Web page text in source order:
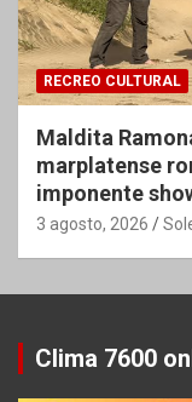
RECREO CULTURAL
Maldita
marplatense
imponente
3 agosto, 2026
Clima 7600